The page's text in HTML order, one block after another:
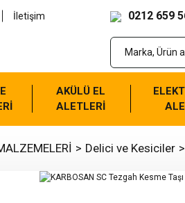
İletişim 0212 659
AKÜLÜ EL
ALETLERİ
Delici ve Kesiciler